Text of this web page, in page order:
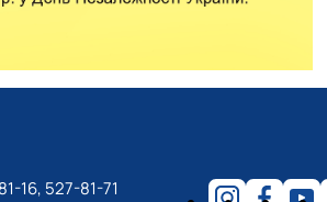
16, 527-81-71